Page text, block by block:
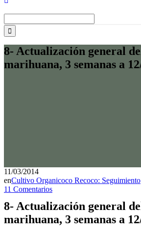
8- Actualización general
marihuana, 3 semanas a
11/03/2014
enCultivo Organicoco Recoco: Seguimiento
11 Comentarios
8- Actualización general
marihuana, 3 semanas a